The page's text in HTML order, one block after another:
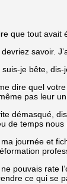
que tout avait
devriez savoir.
je bête, dis-
dire quel
pas leur
démasqué,
de temps
journée et
pouvais rate
ce qui se